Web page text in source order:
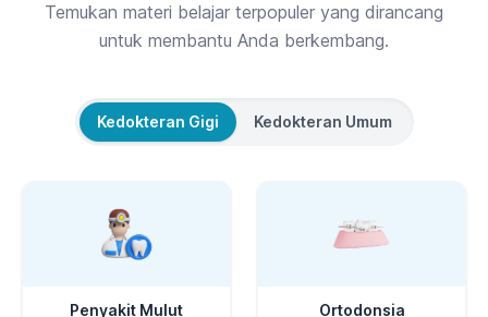
Temukan materi belajar terpopuler yang dirancang
untuk membantu Anda berkembang.
Kedokteran Gigi Kedokteran Umum
Penyakit Mulut Ortodonsia